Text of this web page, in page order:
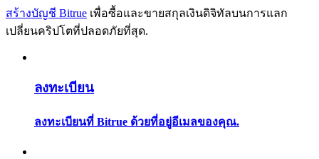
คู่มือเริ่มต้นฟิวเจอร์ส
สร้างบัญชี Bitrue เพื่อซื้อและขายสกุลเงินดิจิทัลบนการแลก
เปลี่ยนคริปโตที่ปลอดภัยที่สุด.
ลงทะเบียน
ลงทะเบียนที่ Bitrue ด้วยที่อยู่อีเมลของคุณ.